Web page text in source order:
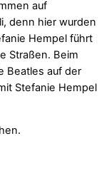
auf
denn hier wurden
Hempel führt
Straßen. Beim
Beatles auf der
Stefanie Hempel